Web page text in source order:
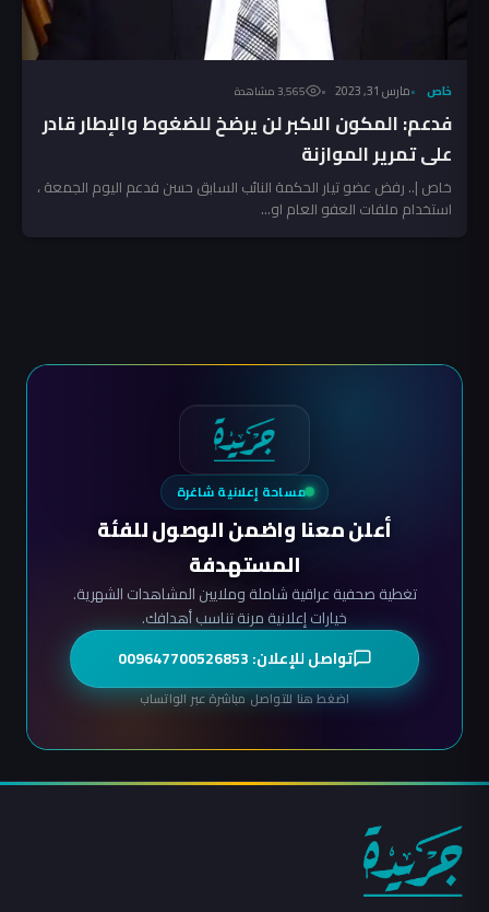
خاص مارس 31, 2023 3٬565 مشاهدة
فدعم: المكون الاكبر لن يرضخ للضغوط والإطار قادر
على تمرير الموازنة
خاص |.. رفض عضو تيار الحكمة النائب السابق حسن فدعم اليوم الجمعة ،
استخدام ملفات العفو العام او...
مساحة إعلانية شاغرة
أعلن معنا واضمن الوصول للفئة
المستهدفة
تغطية صحفية عراقية شاملة وملايين المشاهدات الشهرية.
خيارات إعلانية مرنة تناسب أهدافك.
تواصل للإعلان: 009647700526853
اضغط هنا للتواصل مباشرة عبر الواتساب